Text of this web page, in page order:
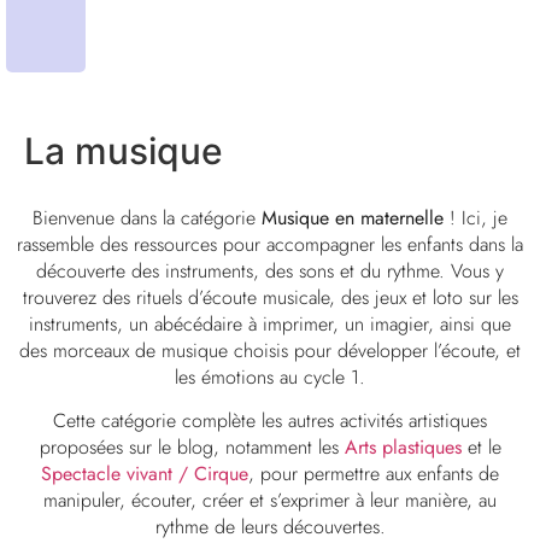
La musique
Bienvenue dans la catégorie Musique en maternelle ! Ici, je
rassemble des ressources pour accompagner les enfants dans la
découverte des instruments, des sons et du rythme. Vous y
trouverez des rituels d’écoute musicale, des jeux et loto sur les
instruments, un abécédaire à imprimer, un imagier, ainsi que
des morceaux de musique choisis pour développer l’écoute, et
les émotions au cycle 1.
Cette catégorie complète les autres activités artistiques
proposées sur le blog, notamment les Arts plastiqueset le
Spectacle vivant / Cirque, pour permettre aux enfants de
manipuler, écouter, créer et s’exprimer à leur manière, au
rythme de leurs découvertes.